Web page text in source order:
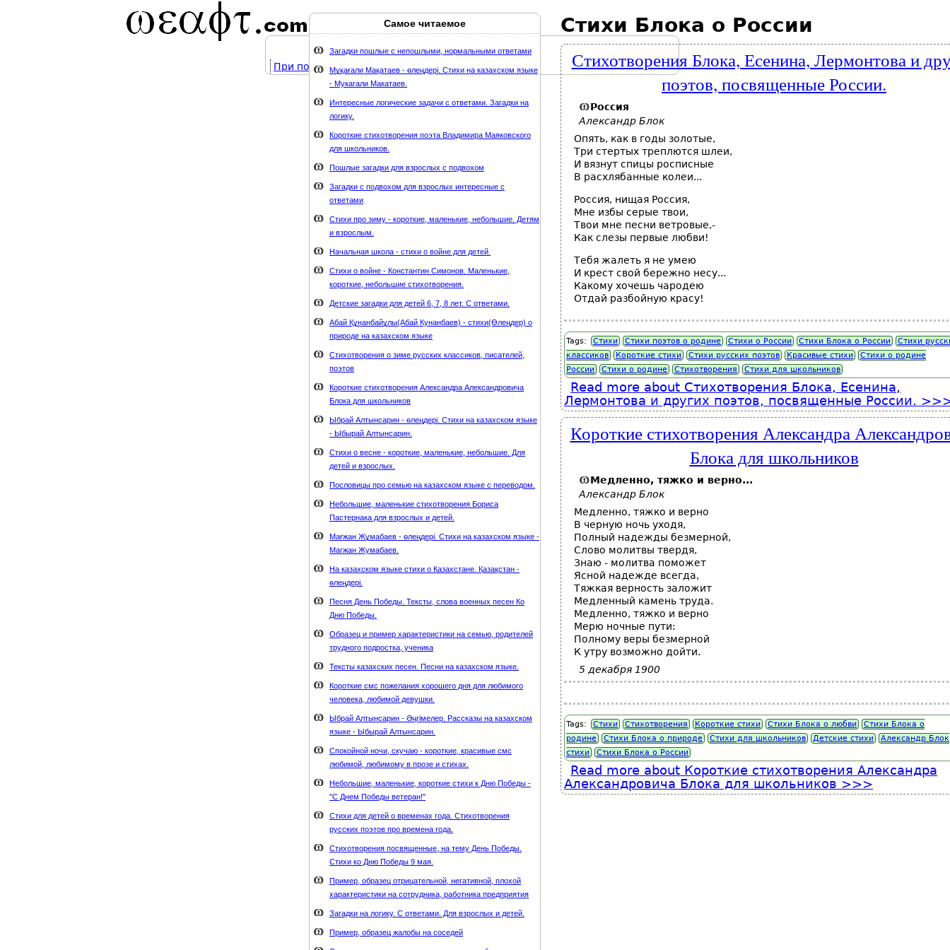
Стихи Блока о России
Стихотворения Блока, Есенина, Лермонтова и
поэтов, посвященные России.
Россия
Александр Блок
Опять, как в годы золотые,
Три стертых треплются шлеи,
И вязнут спицы росписные
В расхлябанные колеи...
Россия, нищая Россия,
Мне избы серые твои,
Твои мне песни ветровые,-
Как слезы первые любви!
Тебя жалеть я не умею
И крест свой бережно несу...
Какому хочешь чародею
Отдай разбойную красу!
Tags: Стихи Стихи поэтов о родине Стихи о России Стихи Блока о России
Стихи
классиков
Короткие стихи Стихи русских поэтов Красивые стихи
Стихи о родине
России
Стихи о родине Стихотворения Стихи для школьников
Read more about Стихотворения Блока, Есенина,
Лермонтова и других поэтов, посвященные России.
Короткие стихотворения Александра
Блока для школьников
Медленно, тяжко и верно...
Александр Блок
Медленно, тяжко и верно
В черную ночь уходя,
Полный надежды безмерной,
Слово молитвы твердя,
Знаю - молитва поможет
Ясной надежде всегда,
Тяжкая верность заложит
Медленный камень труда.
Медленно, тяжко и верно
Мерю ночные пути:
Полному веры безмерной
К утру возможно дойти.
5 декабря 1900
Tags: Стихи Стихотворения Короткие стихи Стихи Блока о любви
Стихи Блока о
родине
Стихи Блока о природе Стихи для школьников Детские стихи
Александр Блок
стихи
Стихи Блока о России
Read more about Короткие стихотворения Александра
Александровича Блока для школьников
Самое читаемое
Загадки пошлые с непошлыми, нормальными ответами
Мұқағали Мақатаев - өлеңдері. Стихи на казахском языке
- Мукагали Макатаев.
Интересные логические задачи с ответами. Загадки на
логику.
Короткие стихотворения поэта Владимира Маяковского
для школьников.
Пошлые загадки для взрослых с подвохом
Загадки с подвохом для взрослых интересные с
ответами
Стихи про зиму - короткие, маленькие, небольшие. Детям
и взрослым.
Начальная школа - стихи о войне для детей.
Стихи о войне - Константин Симонов. Маленькие,
короткие, небольшие стихотворения.
Детские загадки для детей 6, 7, 8 лет. С ответами.
Абай Құнанбайұлы(Абай Кунанбаев) - стихи(Өлеңдер) о
природе на казахском языке
Стихотворения о зиме русских классиков, писателей,
поэтов
Короткие стихотворения Александра Александровича
Блока для школьников
Ыбрай Алтынсарин - өлеңдері. Стихи на казахском языке
- Ыбырай Алтынсарин.
Стихи о весне - короткие, маленькие, небольшие. Для
детей и взрослых.
Пословицы про семью на казахском языке с переводом.
Небольшие, маленькие стихотворения Бориса
Пастернака для взрослых и детей.
Мағжан Жұмабаев - өлеңдері. Стихи на казахском языке -
Магжан Жумабаев.
На казахском языке стихи о Казахстане. Қазақстан -
өлеңдері.
Песня День Победы. Тексты, слова военных песен Ко
Дню Победы.
Образец и пример характеристики на семью, родителей
трудного подростка, ученика
Тексты казахских песен. Песни на казахском языке.
Короткие смс пожелания хорошего дня для любимого
человека, любимой девушки.
Ыбрай Алтынсарин - Әңгімелер. Рассказы на казахском
языке - Ыбырай Алтынсарин.
Спокойной ночи, скучаю - короткие, красивые смс
любимой, любимому в прозе и стихах.
Небольшие, маленькие, короткие стихи к Дню Победы -
"С Днем Победы ветеран!"
Стихи для детей о временах года. Стихотворения
русских поэтов про времена года.
Стихотворения посвященные, на тему День Победы.
Стихи ко Дню Победы 9 мая.
Пример, образец отрицательной, негативной, плохой
характеристики на сотрудника, работника предприятия
Загадки на логику. С ответами. Для взрослых и детей.
Пример, образец жалобы на соседей
При поддержке стихи-классиков.ru